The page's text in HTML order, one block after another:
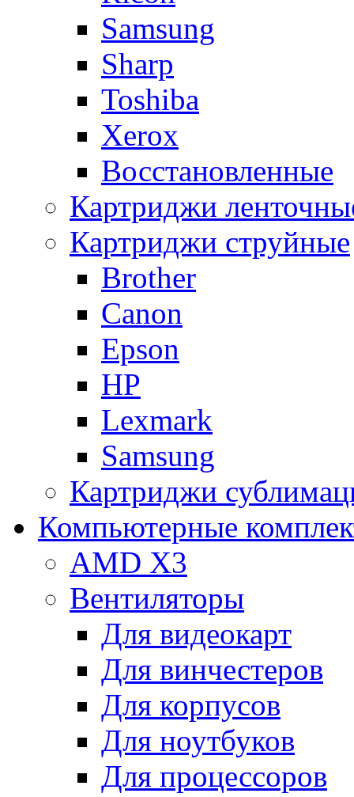
Samsung
Sharp
Toshiba
Xerox
Восстановленные
Картриджи
Картриджи струйные
Brother
Canon
Epson
HP
Lexmark
Samsung
Картриджи
Компьютерные
AMD X3
Вентиляторы
Для видеокарт
Для винчестеров
Для корпусов
Для ноутбуков
Для процессоров